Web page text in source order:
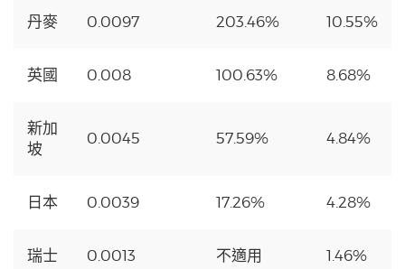
丹麥 0.0097 203.46% 10.55%
英國 0.008 100.63% 8.68%
新加
坡
0.0045 57.59% 4.84%
日本 0.0039 17.26% 4.28%
瑞士 0.0013 不適用 1.46%